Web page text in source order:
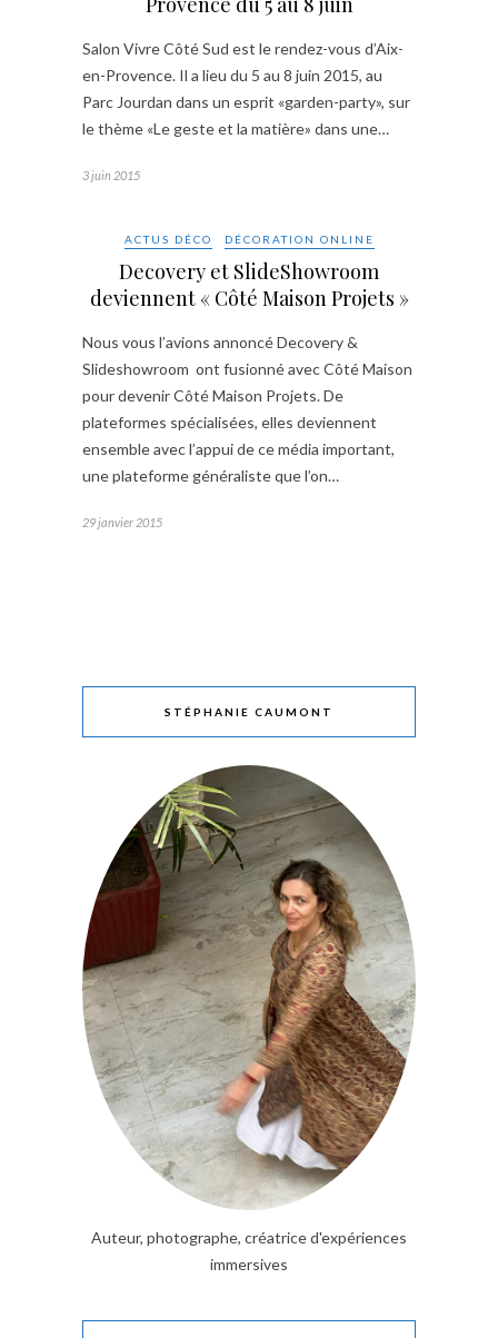
Salon Vivre Côté Sud est le rendez-vous d’Aix-
en-Provence. Il a lieu du 5 au 8 juin 2015, au
Parc Jourdan dans un esprit «garden-party», sur
le thème «Le geste et la matière» dans une…
3 juin 2015
ACTUS DÉCO DÉCORATION ONLINE
Decovery et SlideShowroom
deviennent « Côté Maison Projets »
Nous vous l’avions annoncé Decovery &
Slideshowroom ont fusionné avec Côté Maison
pour devenir Côté Maison Projets. De
plateformes spécialisées, elles deviennent
ensemble avec l’appui de ce média important,
une plateforme généraliste que l’on…
29 janvier 2015
STÉPHANIE CAUMONT
Auteur, photographe, créatrice d'expériences
immersives